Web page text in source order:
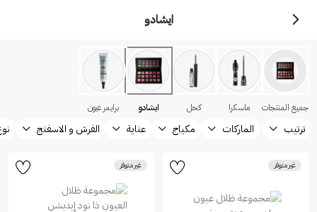
ايشادو
جميع المنتجات ماسكرا كحل ايشادو برايمر عيون
ترتيب الماركات مكياج عناية الفرش و الاسفنج
غير متوفر غير متوفر